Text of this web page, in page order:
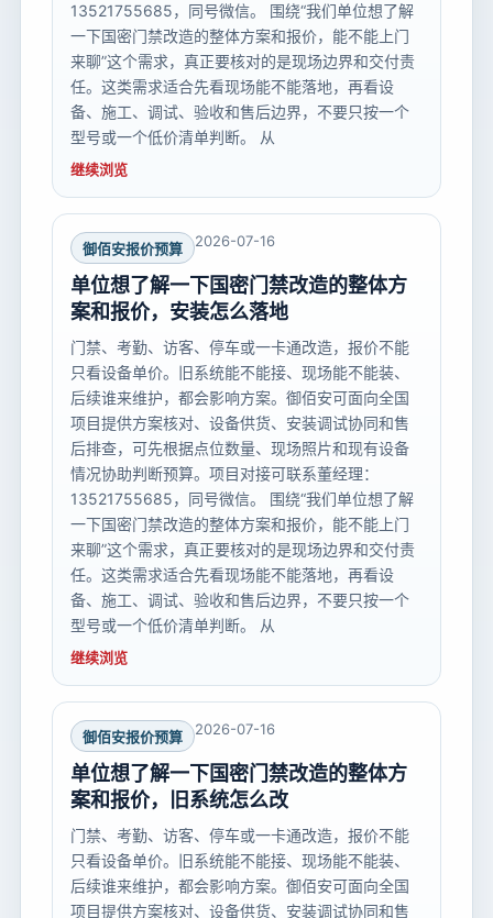
13521755685，同号微信。 围绕“我们单位想了解
一下国密门禁改造的整体方案和报价，能不能上门
来聊”这个需求，真正要核对的是现场边界和交付责
任。这类需求适合先看现场能不能落地，再看设
备、施工、调试、验收和售后边界，不要只按一个
型号或一个低价清单判断。 从
继续浏览
御佰安报价预算 2026-07-16
单位想了解一下国密门禁改造的整体方
案和报价，安装怎么落地
门禁、考勤、访客、停车或一卡通改造，报价不能
只看设备单价。旧系统能不能接、现场能不能装、
后续谁来维护，都会影响方案。御佰安可面向全国
项目提供方案核对、设备供货、安装调试协同和售
后排查，可先根据点位数量、现场照片和现有设备
情况协助判断预算。项目对接可联系董经理：
13521755685，同号微信。 围绕“我们单位想了解
一下国密门禁改造的整体方案和报价，能不能上门
来聊”这个需求，真正要核对的是现场边界和交付责
任。这类需求适合先看现场能不能落地，再看设
备、施工、调试、验收和售后边界，不要只按一个
型号或一个低价清单判断。 从
继续浏览
御佰安报价预算 2026-07-16
单位想了解一下国密门禁改造的整体方
案和报价，旧系统怎么改
门禁、考勤、访客、停车或一卡通改造，报价不能
只看设备单价。旧系统能不能接、现场能不能装、
后续谁来维护，都会影响方案。御佰安可面向全国
项目提供方案核对、设备供货、安装调试协同和售